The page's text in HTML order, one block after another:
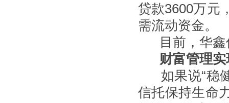
贷款3600万元
需流动资金。
目前，华鑫
财富管理
如果说“稳健
信托保持生命